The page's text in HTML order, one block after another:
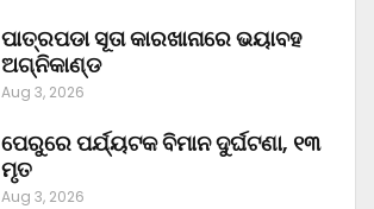
ପାତ୍ରପଡା ସୂତା କାରଖାନାରେ ଭୟାବହ
ଅଗ୍ନିକାଣ୍ଡ
Aug 3, 2026
ପେରୁରେ ପର୍ଯ୍ୟଟକ ବିମାନ ଦୁର୍ଘଟଣା, ୧୩
ମୃତ
Aug 3, 2026